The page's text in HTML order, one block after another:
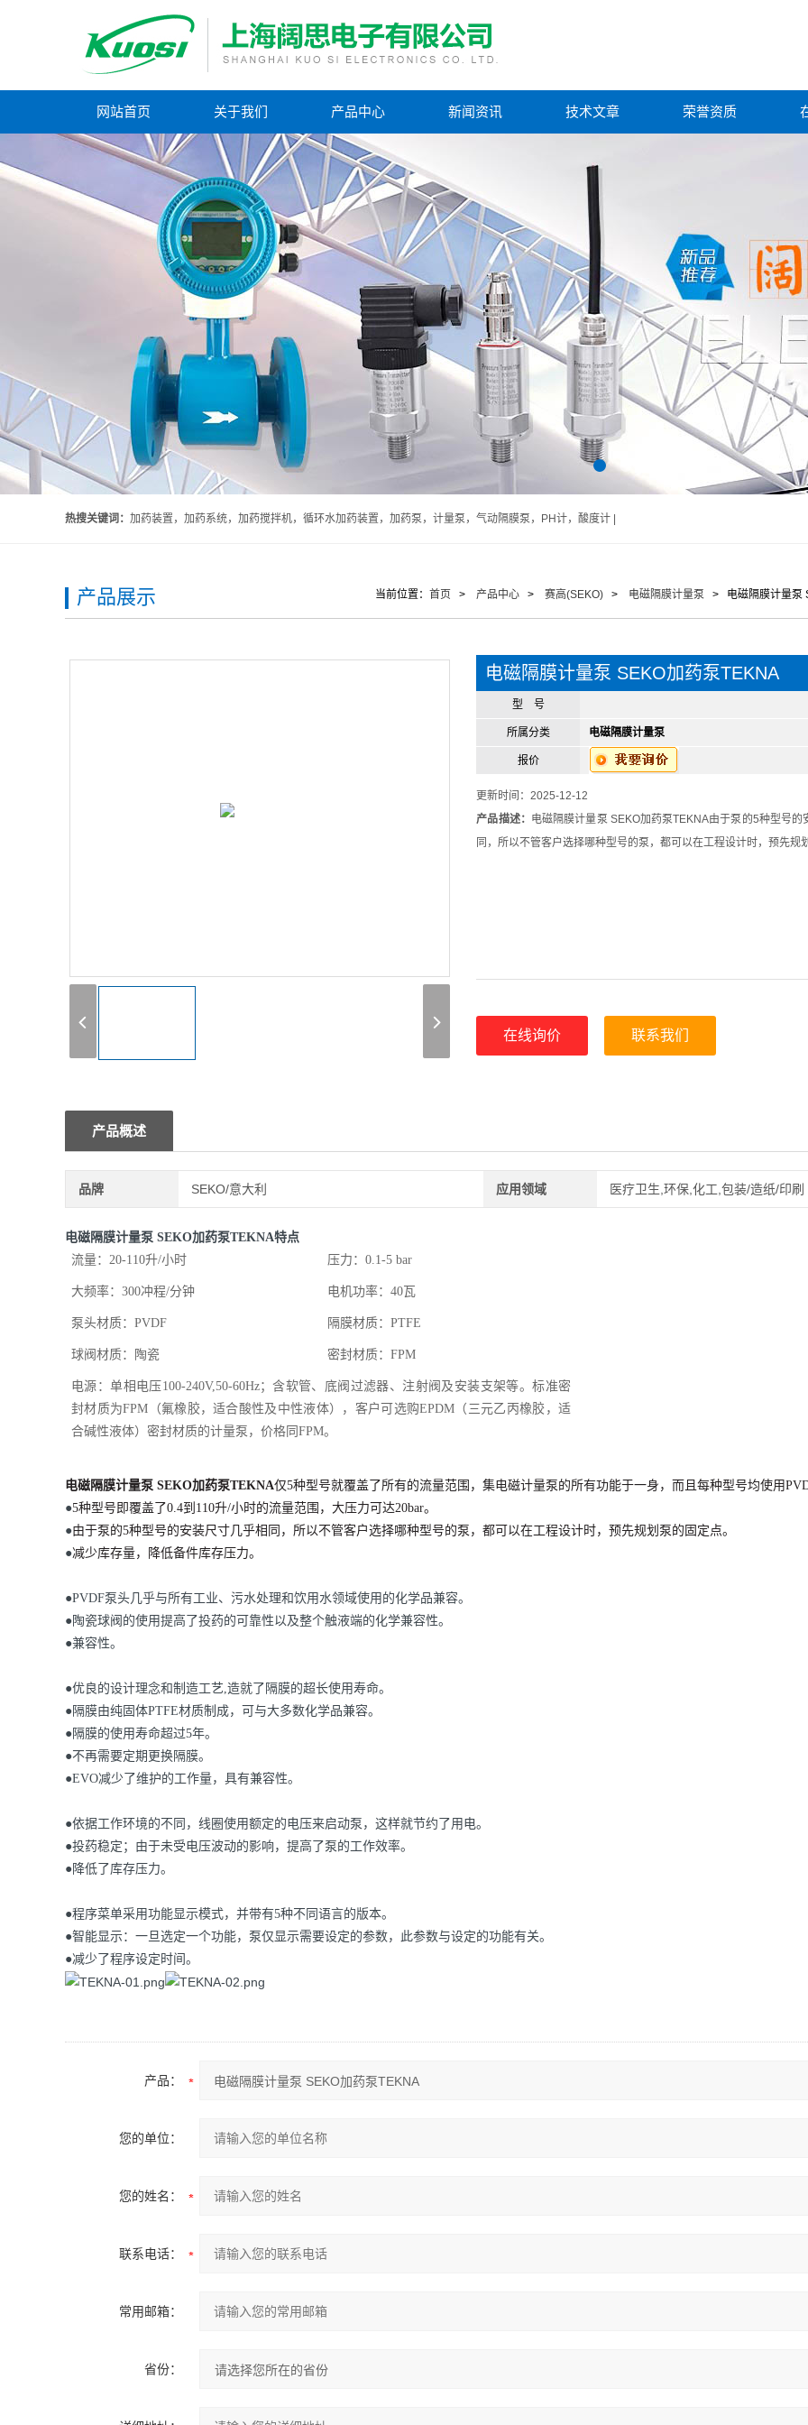
网站首页 关于我们 产品中心 新闻资讯 技术文章 荣誉资质
热搜关键词： 加药装置，加药系统，加药搅拌机，循环水加药装置，加药泵，计量泵，气动隔膜泵，PH计，酸度计 |
当前位置： 首页 > 产品中心 > 赛高(SEKO) > 电磁隔膜计量泵 > 电磁隔膜计量泵
产品展示
电磁隔膜计量泵 SEKO加药泵TEKNA
型 号
所属分类 电磁隔膜计量泵
报价
更新时间：2025-12-12
产品描述： 电磁隔膜计量泵 SEKO加药泵TEKNA由于泵的5种型号的
同，所以不管客户选择哪种型号的泵，都可以在工程设计时，预先规
在线询价 联系我们
产品概述
品牌 SEKO/意大利 应用领域 医疗卫生,环保,化工,包装/造纸/印刷
电磁隔膜计量泵 SEKO加药泵TEKNA特点
流量：20-110升/小时
压力：0.1-5 bar
大频率：300冲程/分钟 电机功率：40瓦
泵头材质：PVDF 隔膜材质：PTFE
球阀材质：陶瓷 密封材质：FPM
电源：单相电压100-240V,50-60Hz；含软管、底阀过滤器、注射阀及安装支架等。标准密
封材质为FPM（氟橡胶，适合酸性及中性液体），客户可选购EPDM（三元乙丙橡胶，适
合碱性液体）密封材质的计量泵，价格同FPM。
电磁隔膜计量泵 SEKO加药泵TEKNA仅5种型号就覆盖了所有的流量范围，集电磁计量泵的所有功能于一身，而且每种型号均使用
●5种型号即覆盖了0.4到110升/小时的流量范围，大压力可达20bar。
●由于泵的5种型号的安装尺寸几乎相同，所以不管客户选择哪种型号的泵，都可以在工程设计时，预先规划泵的固定点。
●减少库存量，降低备件库存压力。
●PVDF泵头几乎与所有工业、污水处理和饮用水领域使用的化学品兼容。
●陶瓷球阀的使用提高了投药的可靠性以及整个触液端的化学兼容性。
●兼容性。
●优良的设计理念和制造工艺,造就了隔膜的超长使用寿命。
●隔膜由纯固体PTFE材质制成，可与大多数化学品兼容。
●隔膜的使用寿命超过5年。
●不再需要定期更换隔膜。
●EVO减少了维护的工作量，具有兼容性。
●依据工作环境的不同，线圈使用额定的电压来启动泵，这样就节约了用电。
●投药稳定；由于未受电压波动的影响，提高了泵的工作效率。
●降低了库存压力。
●程序菜单采用功能显示模式，并带有5种不同语言的版本。
●智能显示：一旦选定一个功能，泵仅显示需要设定的参数，此参数与设定的功能有关。
●减少了程序设定时间。
产品：
您的单位：
您的姓名：
联系电话：
常用邮箱：
省份：